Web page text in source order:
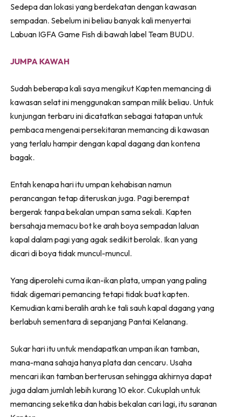
Sedepa dan lokasi yang berdekatan dengan kawasan
sempadan. Sebelum ini beliau banyak kali menyertai
Labuan IGFA Game Fish di bawah label Team BUDU.
JUMPA KAWAH
Sudah beberapa kali saya mengikut Kapten memancing di
kawasan selat ini menggunakan sampan milik beliau. Untuk
kunjungan terbaru ini dicatatkan sebagai tatapan untuk
pembaca mengenai persekitaran memancing di kawasan
yang terlalu hampir dengan kapal dagang dan kontena
bagak.
Entah kenapa hari itu umpan kehabisan namun
perancangan tetap diteruskan juga. Pagi berempat
bergerak tanpa bekalan umpan sama sekali. Kapten
bersahaja memacu bot ke arah boya sempadan laluan
kapal dalam pagi yang agak sedikit berolak. Ikan yang
dicari di boya tidak muncul-muncul.
Yang diperolehi cuma ikan-ikan plata, umpan yang paling
tidak digemari pemancing tetapi tidak buat kapten.
Kemudian kami beralih arah ke tali sauh kapal dagang yang
berlabuh sementara di sepanjang Pantai Kelanang.
Sukar hari itu untuk mendapatkan umpan ikan tamban,
mana-mana sahaja hanya plata dan cencaru. Usaha
mencari ikan tamban berterusan sehingga akhirnya dapat
juga dalam jumlah lebih kurang 10 ekor. Cukuplah untuk
memancing seketika dan habis bekalan cari lagi, itu saranan